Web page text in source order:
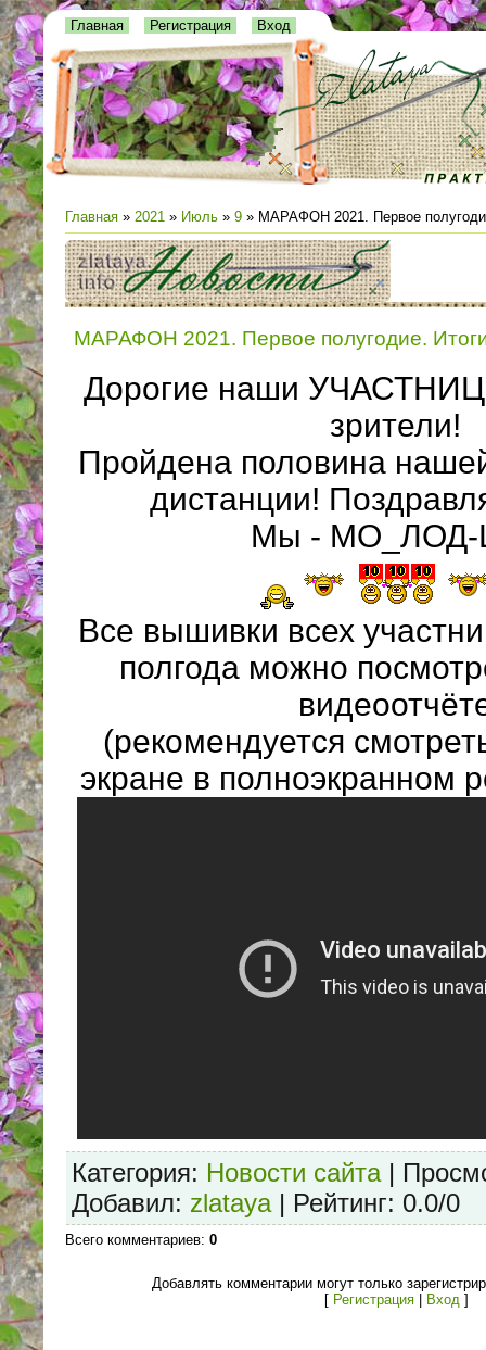
Главная Регистрация Вход
Главная » 2021 » Июль » 9 » МАРАФОН 2021. Первое
МАРАФОН 2021. Первое полугодие.
Дорогие наши
зрители!
Пройдена половина
дистанции!
Мы -
Все вышивки всех
полгода можно
(рекомендуется
экране в полноэкранном
Категория: Новости сайта|
Добавил: zlataya| Рейтинг: 0.0/0
Всего комментариев: 0
Добавлять комментарии могут только
[ Регистрация| Вход]